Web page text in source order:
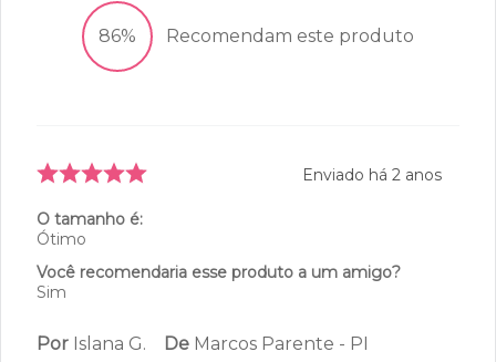
86% Recomendam este produto
Enviado há 2 anos
O tamanho é:
Ótimo
Você recomendaria esse produto a um amigo?
Sim
Por Islana G. De Marcos Parente - PI